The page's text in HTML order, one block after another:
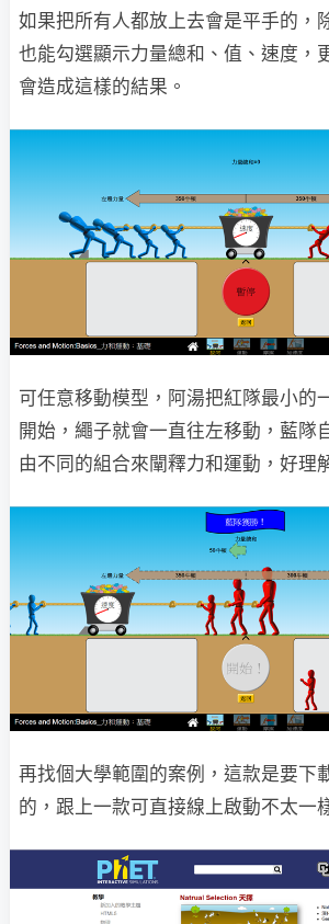
如果把所有人都放上去會是平手的，
也能勾選顯示力量總和、值、速度，
會造成這樣的結果。
可任意移動模型，阿湯把紅隊最小的
開始，繩子就會一直往左移動，藍隊
由不同的組合來闡釋力和運動，好理
再找個大學範圍的案例，這款是要下
的，跟上一款可直接線上啟動不太一